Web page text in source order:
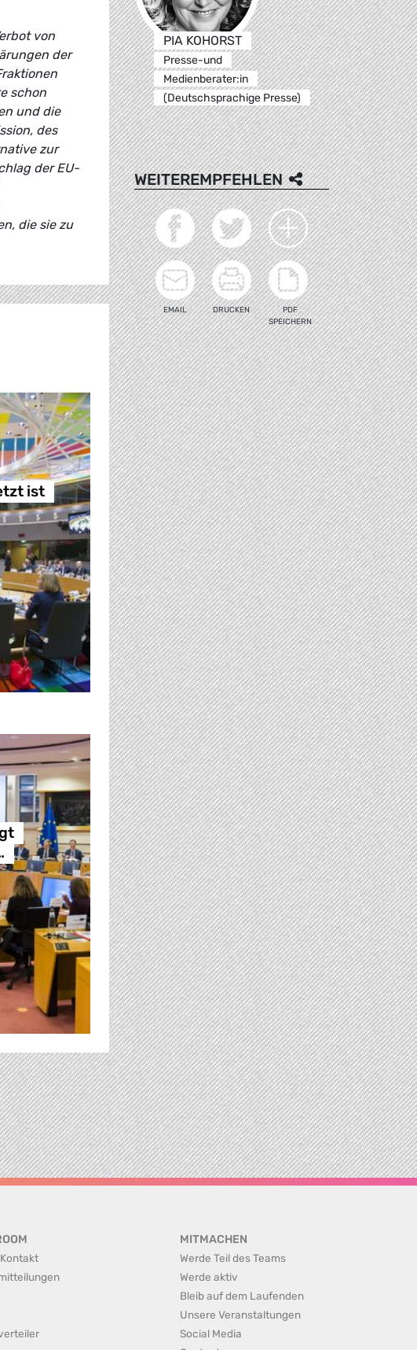
von
der
schon
und die
des
zur
der EU-
die sie zu
ist
PIA KOHORST
Presse-und
Medienberater:in
(Deutschsprachige Presse)
WEITEREMPFEHLEN
EMAIL DRUCKEN
PDF
SPEICHERN
MITMACHEN
Werde Teil des Teams
Werde aktiv
Bleib auf dem Laufenden
Unsere Veranstaltungen
Social Media